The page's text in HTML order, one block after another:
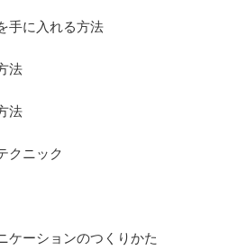
手に入れる方法
法
法
クニック
ケーションのつくりかた